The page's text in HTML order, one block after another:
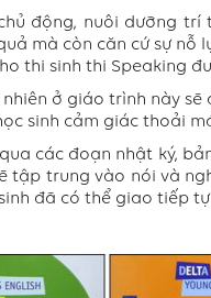
động, nuôi dưỡng
mà còn căn cứ sự nỗ
thi sinh thi Speaking
ở giáo trình này sẽ
sinh cảm giác thoải
các đoạn nhật ký,
tập trung vào nói và
đã có thể giao tiếp tự